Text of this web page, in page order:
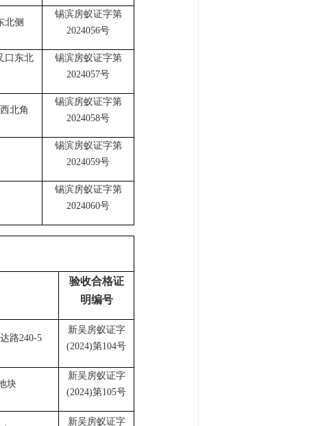
北侧
锡滨房蚁证字第
2024056号
口东北
锡滨房蚁证字第
2024057号
北角
锡滨房蚁证字第
2024058号
锡滨房蚁证字第
2024059号
锡滨房蚁证字第
2024060号
验收合格证
明编号
路240-5
新吴房蚁证字
(2024)第104号
块
新吴房蚁证字
(2024)第105号
新吴房蚁证字